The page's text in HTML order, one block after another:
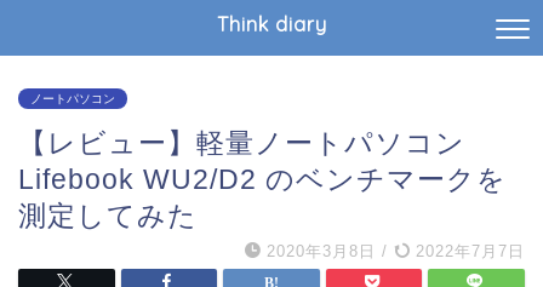
Think diary
ノートパソコン
【レビュー】軽量ノートパソコン
Lifebook WU2/D2 のベンチマークを
測定してみた
2020年3月8日 / 2022年7月7日